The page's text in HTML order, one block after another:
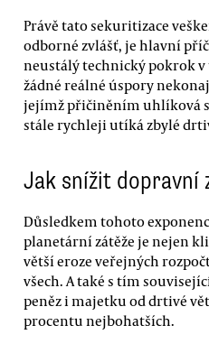
Právě tato sekuritizace
odborné zvlášť, je hlavní
neustálý technický pokrok
žádné reálné úspory
jejímž přičiněním uhlíková
stále rychleji utíká zbylé
Jak snížit dopravní
Důsledkem tohoto
planetární zátěže je nejen
větší eroze veřejných
všech. A také s tím
peněz i majetku od drtivé
procentu nejbohatších.